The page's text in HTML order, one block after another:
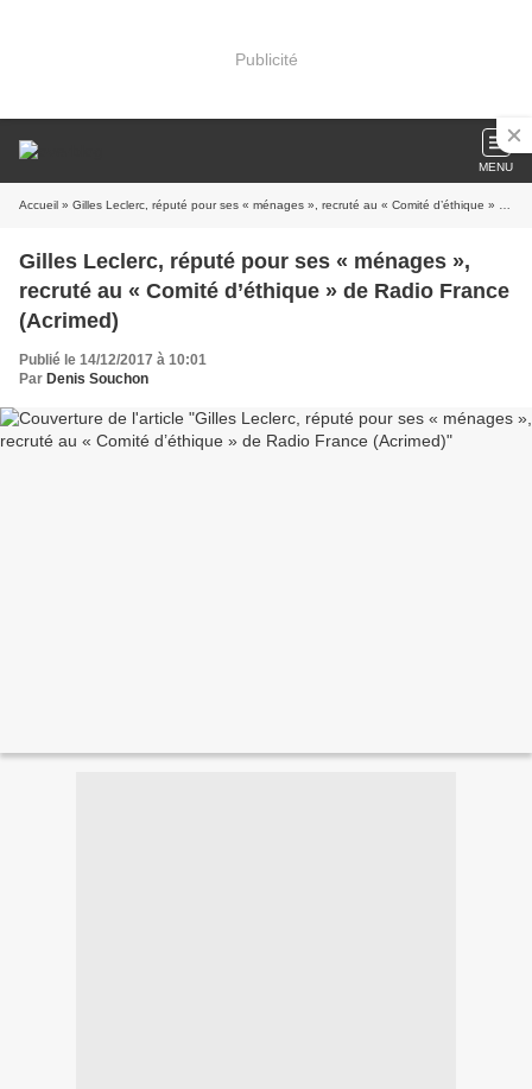
Publicité
MENU
Accueil » Gilles Leclerc, réputé pour ses « ménages », recruté au « Comité d’éthique » de Radio France (Acrimed)
Gilles Leclerc, réputé pour ses « ménages »,
recruté au « Comité d’éthique » de Radio France
(Acrimed)
Publié le 14/12/2017 à 10:01
Par Denis Souchon